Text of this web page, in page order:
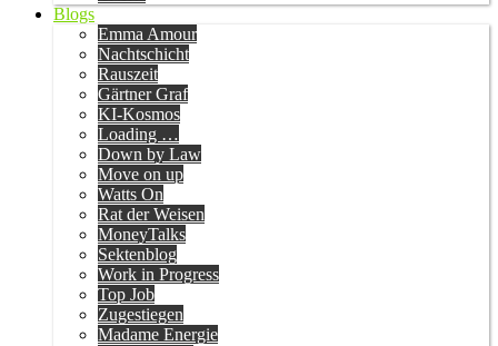
Blogs
Emma Amour
Nachtschicht
Rauszeit
Gärtner Graf
KI-Kosmos
Loading …
Down by Law
Move on up
Watts On
Rat der Weisen
MoneyTalks
Sektenblog
Work in Progress
Top Job
Zugestiegen
Madame Energie